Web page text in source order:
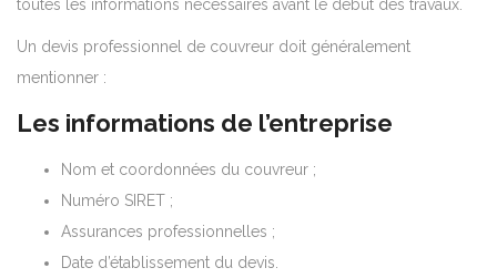
toutes les informations nécessaires avant le début des travaux.
Un devis professionnel de couvreur doit généralement
mentionner :
Les informations de l’entreprise
Nom et coordonnées du couvreur ;
Numéro SIRET ;
Assurances professionnelles ;
Date d’établissement du devis.